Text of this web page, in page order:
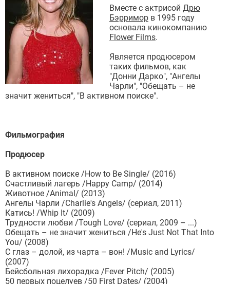
Вместе с актрисой Дрю
Бэрримор в 1995 году
основала кинокомпанию
Flower Films.
Является продюсером
таких фильмов, как
"Донни Дарко", "Ангелы
Чарли", "Обещать – не
значит жениться", "В активном поиске".
Фильмография
Продюсер
В активном поиске /How to Be Single/ (2016)
Счастливый лагерь /Happy Camp/ (2014)
Животное /Animal/ (2013)
Ангелы Чарли /Charlie's Angels/ (сериал, 2011)
Катись! /Whip It/ (2009)
Трудности любви /Tough Love/ (сериал, 2009 – ...)
Обещать – не значит жениться /He's Just Not That Into
You/ (2008)
С глаз – долой, из чарта – вон! /Music and Lyrics/
(2007)
Бейсбольная лихорадка /Fever Pitch/ (2005)
50 первых поцелуев /50 First Dates/ (2004)